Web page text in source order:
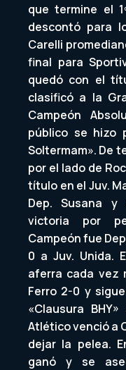
que termine el
descontó para
Carelli
final para
quedó con el
clasificó a la
Campeón
público se hizo
Soltermam». De
por el lado de
título en el Juv.
Dep. Susana
victoria por
Campeón fue
0 a Juv. Unida.
aferra cada vez
Ferro 2-0 y
«Clausura
Atlético venció a
dejar la pelea.
ganó y se